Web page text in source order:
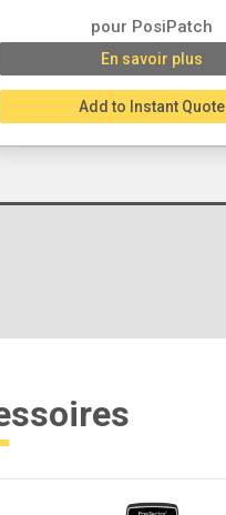
pour PosiPatch
En savoir plus
Add to Instant Quote